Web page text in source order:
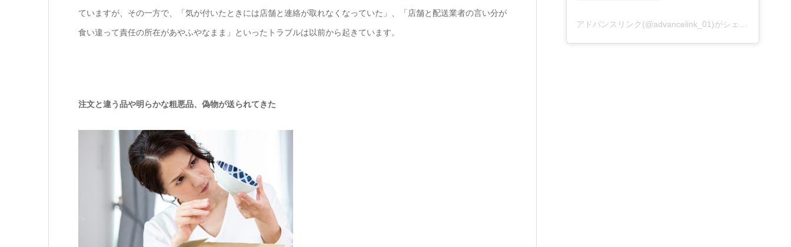
ていますが、その一方で、「気が付いたときには店舗と連絡が取れなくなっていた」、「店舗と配送業者の言い分が
食い違って責任の所在があやふやなまま」といったトラブルは以前から起きています。
注文と違う品や明らかな粗悪品、偽物が送られてきた